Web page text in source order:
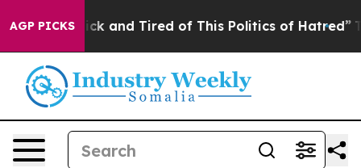
AGP PICKS
Sick and Tired of This Politics of Hatred” The